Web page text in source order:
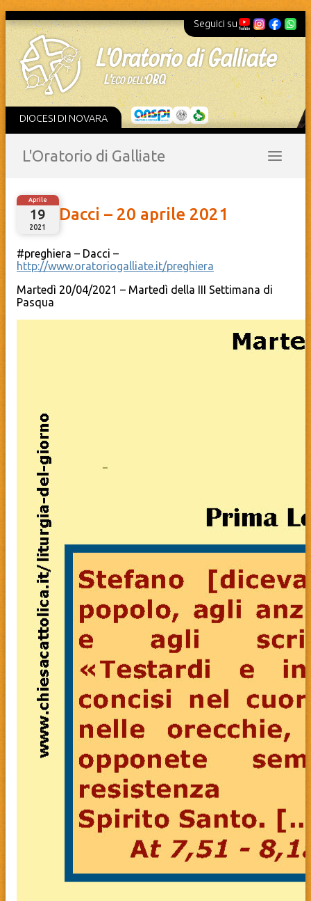
Seguici su
DIOCESI DI NOVARA
L'Oratorio di Galliate
Aprile
19
2021
Dacci – 20 aprile 2021
#preghiera – Dacci –
http://www.oratoriogalliate.it/preghiera
Martedì 20/04/2021 – Martedì della III Settimana di
Pasqua